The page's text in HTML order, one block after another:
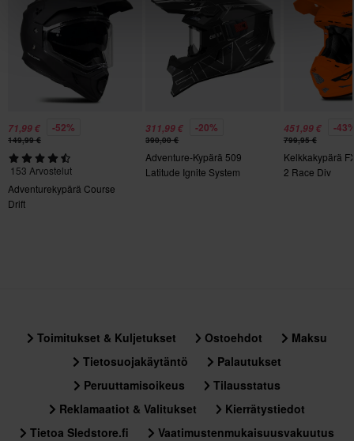
Tuotteen Paino
1250
Suljinmekanismi
Kaksinkertaiset D-renkaat
Kiertovoimasuoja
Ei mitään
Kestomuovi
Paketin mitat
M
335 x 395 x 280 mm
L
335 x 395 x 275 mm
71,99 € -52%
149,99 €
153 Arvostelut
Adventurekypärä Course
Drift
311,99 € -20%
390,00 €
Adventure-Kypärä 509
Latitude Ignite System
451,99 € -
799,95 €
Kelkkakypärä
2 Race Div
Toimitukset & Kuljetukset Ostoehdot
Maksu
Tietosuojakäytäntö
Palautukset
Peruuttamisoikeus
Tilausstatus
Reklamaatiot & Valitukset
Kierrätystiedot
Tietoa Sledstore.fi
Vaatimustenmukaisuusvakuutus